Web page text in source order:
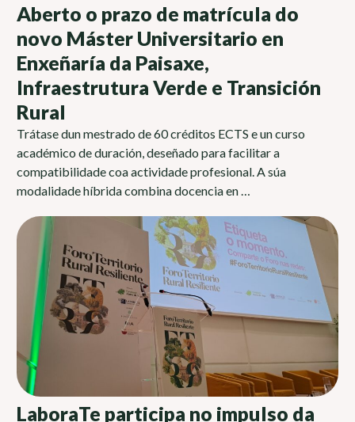
Aberto o prazo de matrícula do
novo Máster Universitario en
Enxeñaría da Paisaxe,
Infraestrutura Verde e Transición
Rural
Trátase dun mestrado de 60 créditos ECTS e un curso
académico de duración, deseñado para facilitar a
compatibilidade coa actividade profesional. A súa
modalidade híbrida combina docencia en …
LaboraTe participa no impulso da